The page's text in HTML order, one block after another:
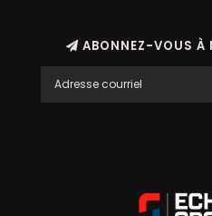
ABONNEZ-VOUS À